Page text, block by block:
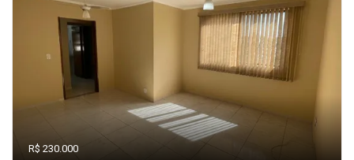
R$ 230.000